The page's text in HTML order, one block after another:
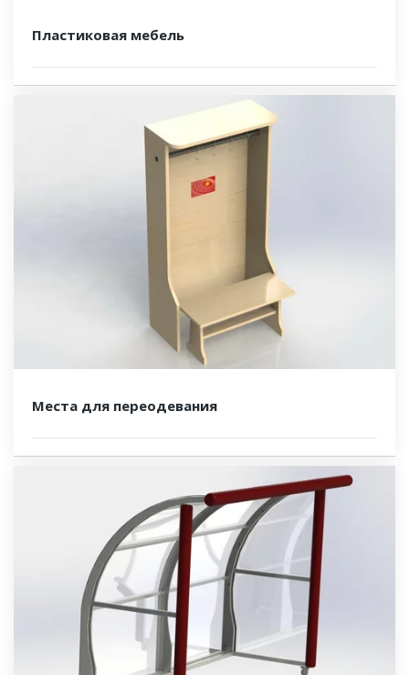
Пластиковая мебель
Места для переодевания